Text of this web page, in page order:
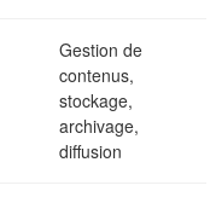
Gestion de
contenus,
stockage,
archivage,
diffusion